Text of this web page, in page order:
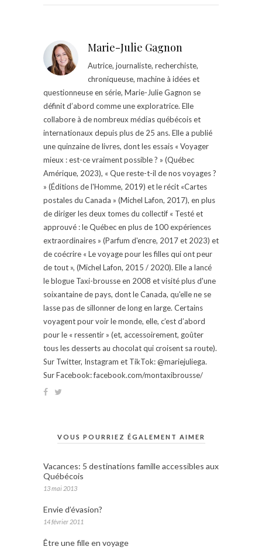
Marie-Julie Gagnon
Autrice, journaliste, recherchiste,
chroniqueuse, machine à idées et
questionneuse en série, Marie-Julie Gagnon se
définit d’abord comme une exploratrice. Elle
collabore à de nombreux médias québécois et
internationaux depuis plus de 25 ans. Elle a publié
une quinzaine de livres, dont les essais « Voyager
mieux : est-ce vraiment possible ? » (Québec
Amérique, 2023), « Que reste-t-il de nos voyages ?
» (Éditions de l'Homme, 2019) et le récit «Cartes
postales du Canada » (Michel Lafon, 2017), en plus
de diriger les deux tomes du collectif « Testé et
approuvé : le Québec en plus de 100 expériences
extraordinaires » (Parfum d'encre, 2017 et 2023) et
de coécrire « Le voyage pour les filles qui ont peur
de tout », (Michel Lafon, 2015 / 2020). Elle a lancé
le blogue Taxi-brousse en 2008 et visité plus d'une
soixantaine de pays, dont le Canada, qu'elle ne se
lasse pas de sillonner de long en large. Certains
voyagent pour voir le monde, elle, c’est d’abord
pour le « ressentir » (et, accessoirement, goûter
tous les desserts au chocolat qui croisent sa route).
Sur Twitter, Instagram et TikTok: @mariejuliega.
Sur Facebook: facebook.com/montaxibrousse/
VOUS POURRIEZ ÉGALEMENT AIMER
Vacances: 5 destinations famille accessibles aux
Québécois
13 mai 2013
Envie d’évasion?
14 février 2011
Être une fille en voyage